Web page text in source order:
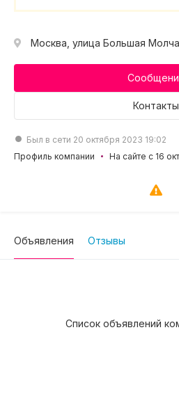
Москва, улица Большая
Контакты
Был в сети 20 октября 2023 19:02
Профиль компании
На сайте с 16
Объявления Отзывы
Список объявлений